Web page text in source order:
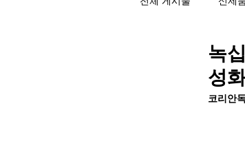
녹
성
코리안